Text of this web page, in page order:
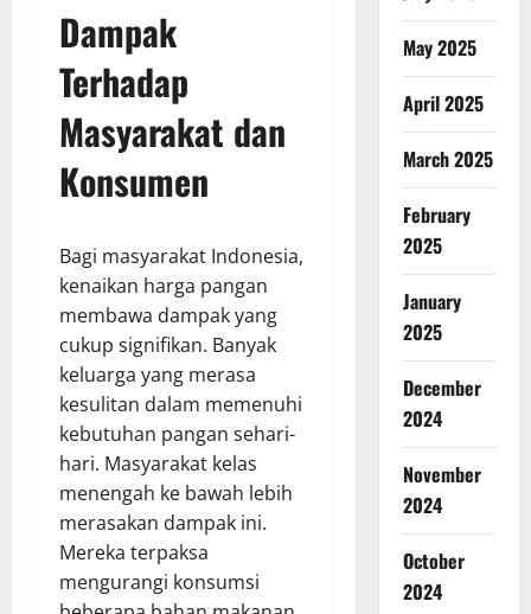
Dampak
Terhadap
Masyarakat dan
Konsumen
Bagi masyarakat Indonesia,
kenaikan harga pangan
membawa dampak yang
cukup signifikan. Banyak
keluarga yang merasa
kesulitan dalam memenuhi
kebutuhan pangan sehari-
hari. Masyarakat kelas
menengah ke bawah lebih
merasakan dampak ini.
Mereka terpaksa
mengurangi konsumsi
May 2025
April 2025
March 2025
February
2025
January
2025
December
2024
November
2024
October
2024